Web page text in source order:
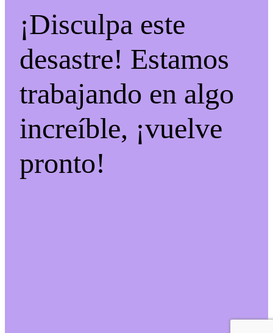
¡Disculpa este
desastre! Estamos
trabajando en algo
increíble, ¡vuelve
pronto!